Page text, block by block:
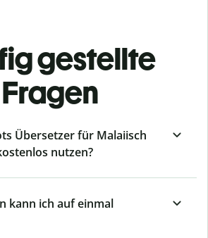
gestellte
Fragen
Übersetzer für Malaiisch
nutzen?
kann ich auf einmal